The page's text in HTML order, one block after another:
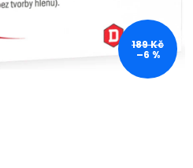
189 Kč
–6 %